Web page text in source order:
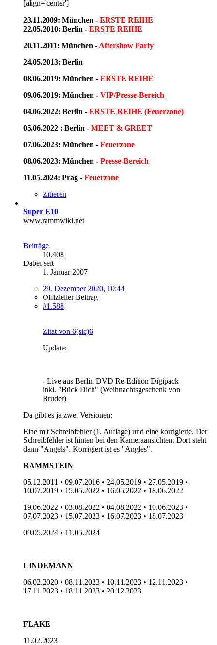
[align='center']
23.11.2009: München - ERSTE REIHE
22.05.2010: Berlin - ERSTE REIHE
20.11.2011: München - Aftershow Party
24.05.2013: Berlin
08.06.2019: München - ERSTE REIHE
09.06.2019: München - VIP/Presse-Bereich
04.06.2022: Berlin - ERSTE REIHE (Feuerzone)
05.06.2022 : Berlin - MEET & GREET
07.06.2023: München - Feuerzone
08.06.2023: München - Presse-Bereich
11.05.2024: Prag - Feuerzone
Zitieren
Super E10
www.rammwiki.net
Beiträge
10.408
Dabei seit
1. Januar 2007
29. Dezember 2020, 10:44
Offizieller Beitrag
#1.588
Zitat von 6(sic)6
Update:
- Live aus Berlin DVD Re-Edition Digipack
inkl. "Bück Dich" (Weihnachtsgeschenk von
Bruder)
Da gibt es ja zwei Versionen:
Eine mit Schreibfehler (1. Auflage) und eine korrigierte. Der
Schreibfehler ist hinten bei den Kameraansichten. Dort steht
dann "Angels". Korrigiert ist es "Angles".
RAMMSTEIN
05.12.2011 • 09.07.2016 • 24.05.2019 • 27.05.2019 •
10.07.2019 • 15.05.2022 • 16.05.2022 • 18.06.2022
19.06.2022 • 03.08.2022 • 04.08.2022 • 10.06.2023 •
07.07.2023 • 15.07.2023 • 16.07.2023 • 18.07.2023
09.05.2024 • 11.05.2024
LINDEMANN
06.02.2020 • 08.11.2023 • 10.11.2023 • 12.11.2023 •
17.11.2023 • 18.11.2023 • 20.12.2023
FLAKE
11.02.2023